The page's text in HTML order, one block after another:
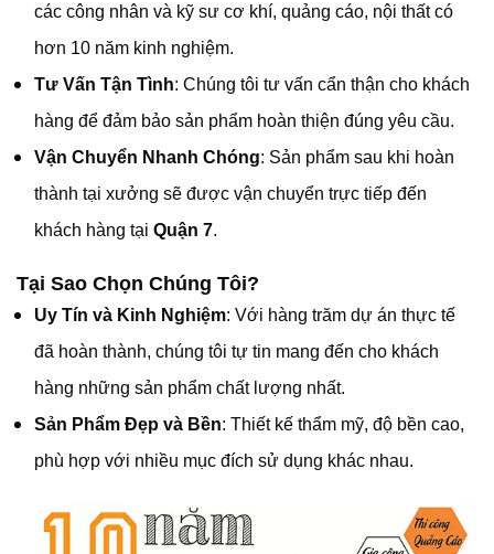
các công nhân và kỹ sư cơ khí, quảng cáo, nội thất có
hơn 10 năm kinh nghiệm.
Tư Vấn Tận Tình: Chúng tôi tư vấn cẩn thận cho khách
hàng để đảm bảo sản phẩm hoàn thiện đúng yêu cầu.
Vận Chuyển Nhanh Chóng: Sản phẩm sau khi hoàn
thành tại xưởng sẽ được vận chuyển trực tiếp đến
khách hàng tại Quận 7.
Tại Sao Chọn Chúng Tôi?
Uy Tín và Kinh Nghiệm: Với hàng trăm dự án thực tế
đã hoàn thành, chúng tôi tự tin mang đến cho khách
hàng những sản phẩm chất lượng nhất.
Sản Phẩm Đẹp và Bền: Thiết kế thẩm mỹ, độ bền cao,
phù hợp với nhiều mục đích sử dụng khác nhau.